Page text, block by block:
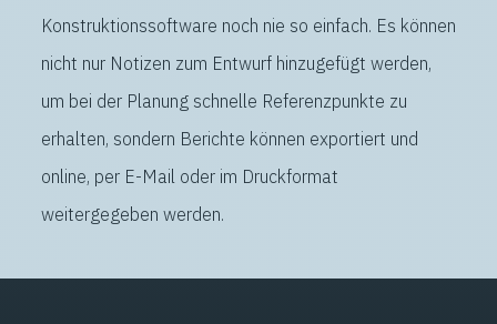
Konstruktionssoftware noch nie so einfach. Es können
nicht nur Notizen zum Entwurf hinzugefügt werden,
um bei der Planung schnelle Referenzpunkte zu
erhalten, sondern Berichte können exportiert und
online, per E-Mail oder im Druckformat
weitergegeben werden.